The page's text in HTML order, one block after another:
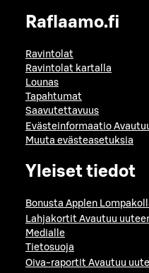
Raflaamo.fi
Ravintolat
Ravintolat kartalla
Lounas
Tapahtumat
Saavutettavuus
Evästeinformaatio
Muuta evästeasetuksia
Yleiset tiedot
Bonusta Applen
Lahjakortit Avautuu
Medialle
Tietosuoja
Oiva-raportit Avautuu